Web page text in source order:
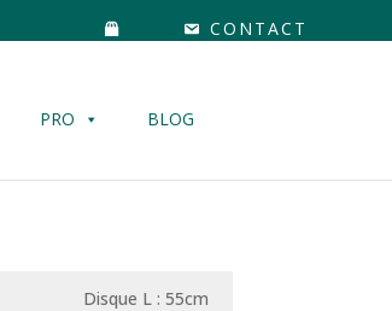
CONTACT
PRO BLOG
Disque L : 55cm